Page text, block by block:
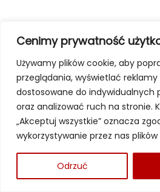
Cenimy prywatność
Używamy plików cookie, aby
przeglądania, wyświetlać
dostosowane do indywidualnych
oraz analizować ruch na stronie.
„Akceptuj wszystkie” oznacza
wykorzystywanie przez nas plików
Odrzuć